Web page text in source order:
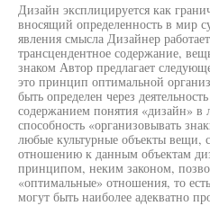
Дизайн эксплицируется как
вносящий определенность в мир
явления смысла Дизайнер
трансцендентное содержание,
знаком Автор предлагает
это принцип оптимальной
быть определен через
содержанием понятия «дизайн» в
способность «организовывать
любые культурные объекты
отношению к данным объектам
принципом, неким законом,
«оптимальные» отношения, то
могут быть наиболее адекватно